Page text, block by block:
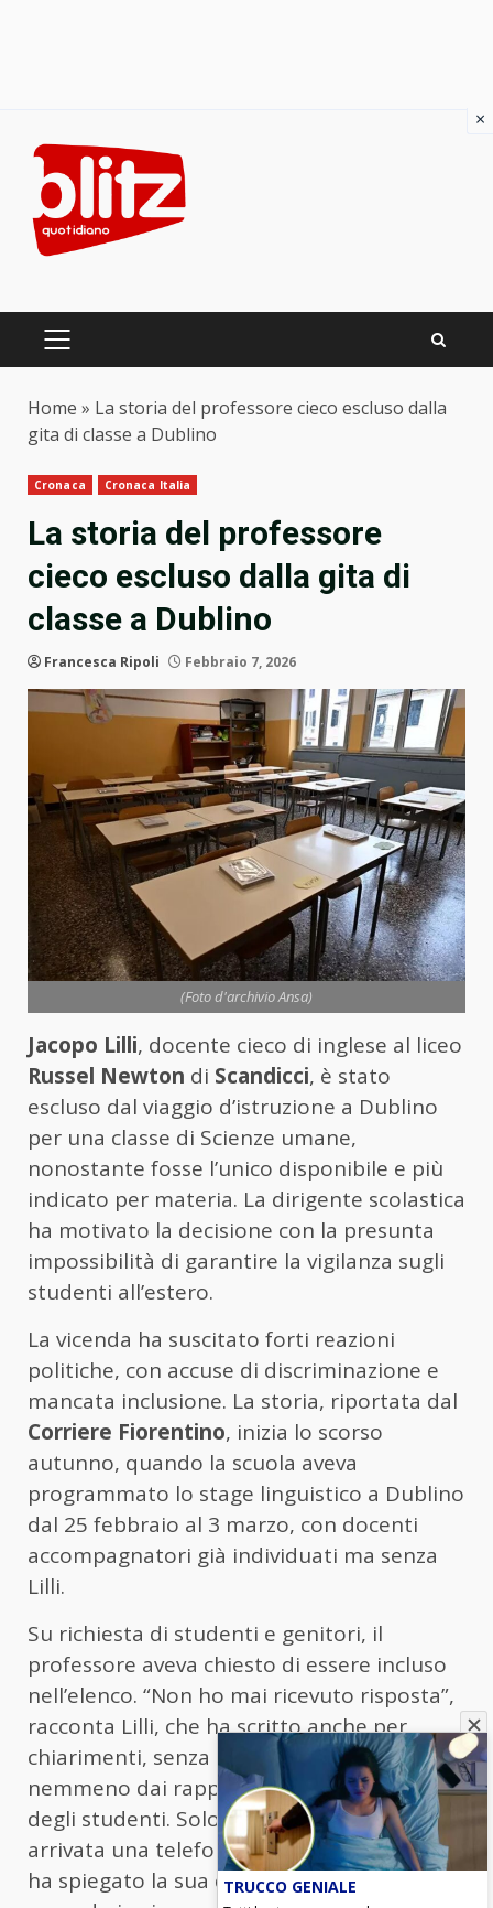
content
PRIMARY
Home » La storia del professore cieco escluso dalla
gita di classe a Dublino
Cronaca Cronaca Italia
La storia del professore
cieco escluso dalla gita di
classe a Dublino
Francesca Ripoli Febbraio 7, 2026
(Foto d'archivio Ansa)
Jacopo Lilli, docente cieco di inglese al liceo
Russel Newton di Scandicci, è stato
escluso dal viaggio d’istruzione a Dublino
per una classe di Scienze umane,
nonostante fosse l’unico disponibile e più
indicato per materia. La dirigente scolastica
ha motivato la decisione con la presunta
impossibilità di garantire la vigilanza sugli
studenti all’estero.
La vicenda ha suscitato forti reazioni
politiche, con accuse di discriminazione e
mancata inclusione. La storia, riportata dal
Corriere Fiorentino, inizia lo scorso
autunno, quando la scuola aveva
programmato lo stage linguistico a Dublino
dal 25 febbraio al 3 marzo, con docenti
accompagnatori già individuati ma senza
Lilli.
Su richiesta di studenti e genitori, il
professore aveva chiesto di essere incluso
nell’elenco. “Non ho mai ricevuto risposta”,
racconta Lilli, che ha scritto anche per
chiarimenti, senza ottenere riscontri,
nemmeno dai rappresentanti dei genitori e
degli studenti. Solo a fine dicembre è
arrivata una telefonata della dirigente, che
ha spiegato la sua decisione: “Secondo lei
×
TRUCCO GENIALE